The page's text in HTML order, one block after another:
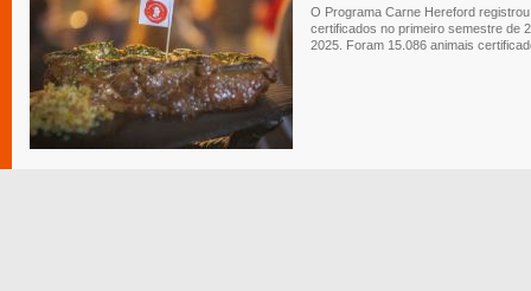
O Programa Carne Hereford
certificados no primeiro semestre de
2025. Foram 15.086 animais